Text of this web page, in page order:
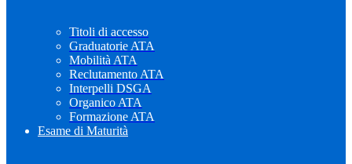
Titoli di accesso
Graduatorie ATA
Mobilità ATA
Reclutamento ATA
Interpelli DSGA
Organico ATA
Formazione ATA
Esame di Maturità